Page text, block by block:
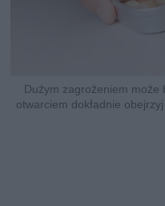
Dużym zagrożeniem może
otwarciem dokładnie